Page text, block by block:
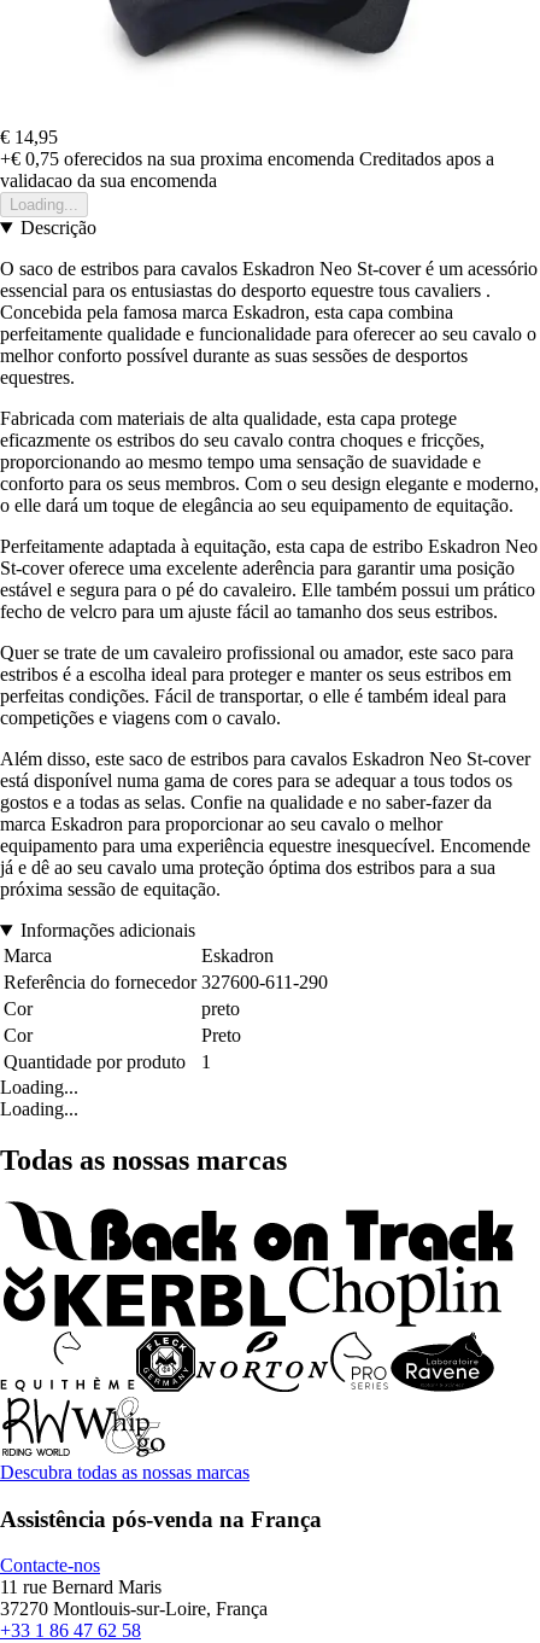
€ 14,95
+€ 0,75 oferecidos na sua proxima encomenda Creditados apos a
validacao da sua encomenda
Loading...
Descrição
O saco de estribos para cavalos Eskadron Neo St-cover é um acessório
essencial para os entusiastas do desporto equestre tous cavaliers .
Concebida pela famosa marca Eskadron, esta capa combina
perfeitamente qualidade e funcionalidade para oferecer ao seu cavalo o
melhor conforto possível durante as suas sessões de desportos
equestres.
Fabricada com materiais de alta qualidade, esta capa protege
eficazmente os estribos do seu cavalo contra choques e fricções,
proporcionando ao mesmo tempo uma sensação de suavidade e
conforto para os seus membros. Com o seu design elegante e moderno,
o elle dará um toque de elegância ao seu equipamento de equitação.
Perfeitamente adaptada à equitação, esta capa de estribo Eskadron Neo
St-cover oferece uma excelente aderência para garantir uma posição
estável e segura para o pé do cavaleiro. Elle também possui um prático
fecho de velcro para um ajuste fácil ao tamanho dos seus estribos.
Quer se trate de um cavaleiro profissional ou amador, este saco para
estribos é a escolha ideal para proteger e manter os seus estribos em
perfeitas condições. Fácil de transportar, o elle é também ideal para
competições e viagens com o cavalo.
Além disso, este saco de estribos para cavalos Eskadron Neo St-cover
está disponível numa gama de cores para se adequar a tous todos os
gostos e a todas as selas. Confie na qualidade e no saber-fazer da
marca Eskadron para proporcionar ao seu cavalo o melhor
equipamento para uma experiência equestre inesquecível. Encomende
já e dê ao seu cavalo uma proteção óptima dos estribos para a sua
próxima sessão de equitação.
Informações adicionais
Marca
Eskadron
Referência do fornecedor 327600-611-290
Cor
preto
Cor
Preto
Quantidade por produto
1
Loading...
Loading...
Todas as nossas marcas
Descubra todas as nossas marcas
Assistência pós-venda na França
Contacte-nos
11 rue Bernard Maris
37270 Montlouis-sur-Loire, França
+33 1 86 47 62 58